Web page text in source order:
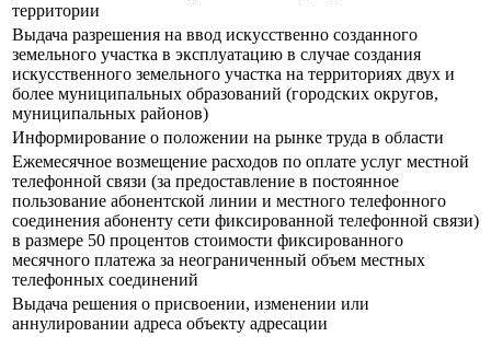
территории
Выдача разрешения на ввод искусственно созданного
земельного участка в эксплуатацию в случае создания
искусственного земельного участка на территориях двух и
более муниципальных образований (городских округов,
муниципальных районов)
Информирование о положении на рынке труда в области
Ежемесячное возмещение расходов по оплате услуг местной
телефонной связи (за предоставление в постоянное
пользование абонентской линии и местного телефонного
соединения абоненту сети фиксированной телефонной связи)
в размере 50 процентов стоимости фиксированного
месячного платежа за неограниченный объем местных
телефонных соединений
Выдача решения о присвоении, изменении или
аннулировании адреса объекту адресации